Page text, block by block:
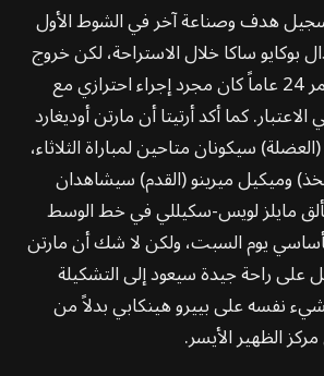
هدف وصناعة آخر في الشوط الأول
بوكايو ساكا خلال الاستراحة، لكن خروج
اللاعب البالغ من العمر 24 عاماً كان مجرد إجراء احترازي مع
كما أكد أرتيتا أن مارتن أوديغارد
سيكونان متاحين لمباراة الثلاثاء،
وميكيل ميرينو (القدم) سيشاهدان
تألق مايلز لويس-سكيللي في خط الوسط
يوم السبت، ولكن لا شك أن مارتن
راحة جيدة سيعود إلى التشكيلة
نفسه على بييرو هينكابي بدلاً من
الظهير الأيسر.